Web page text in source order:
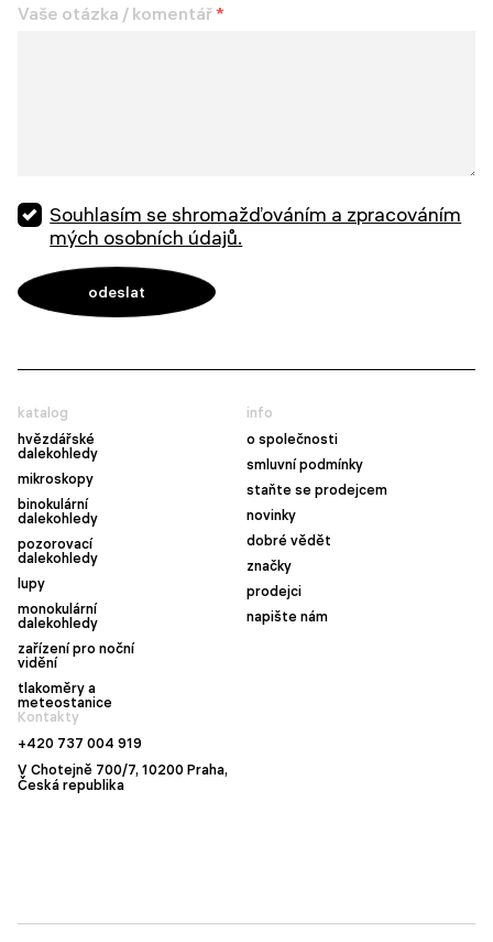
Vaše otázka / komentář*
Souhlasím se shromažďováním a zpracováním
mých osobních údajů.
katalog
hvězdářské
dalekohledy
mikroskopy
binokulární
dalekohledy
pozorovací
dalekohledy
lupy
monokulární
dalekohledy
zařízení pro noční
vidění
tlakoměry a
meteostanice
info
o společnosti
smluvní podmínky
staňte se prodejcem
novinky
dobré vědět
značky
prodejci
napište nám
Kontakty
+420 737 004 919
V Chotejně 700/7, 10200 Praha,
Česká republika